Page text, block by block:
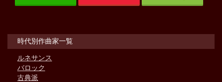
時代別作曲家一覧
ルネサンス
バロック
古典派